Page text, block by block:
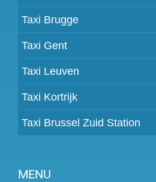
Taxi Brugge
Taxi Gent
Taxi Leuven
Taxi Kortrijk
Taxi Brussel Zuid Station
MENU